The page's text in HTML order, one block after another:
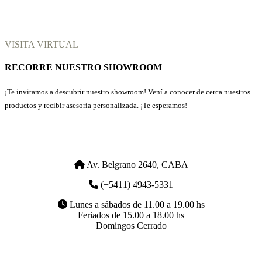
VISITA VIRTUAL
RECORRE NUESTRO SHOWROOM
¡Te invitamos a descubrir nuestro showroom! Vení a conocer de cerca nuestros
productos y recibir asesoría personalizada. ¡Te esperamos!
Av. Belgrano 2640, CABA
(+5411) 4943-5331
Lunes a sábados de 11.00 a 19.00 hs
Feriados de 15.00 a 18.00 hs
Domingos Cerrado